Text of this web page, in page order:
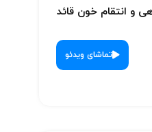
و انتقام خون قائد
تماشای ویدئو